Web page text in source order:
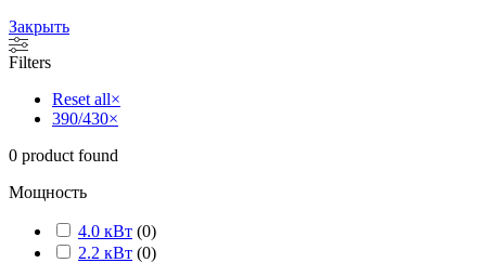
Закрыть
Filters
Reset all×
390/430×
0 product found
Мощность
4.0 кВт (0)
2.2 кВт (0)